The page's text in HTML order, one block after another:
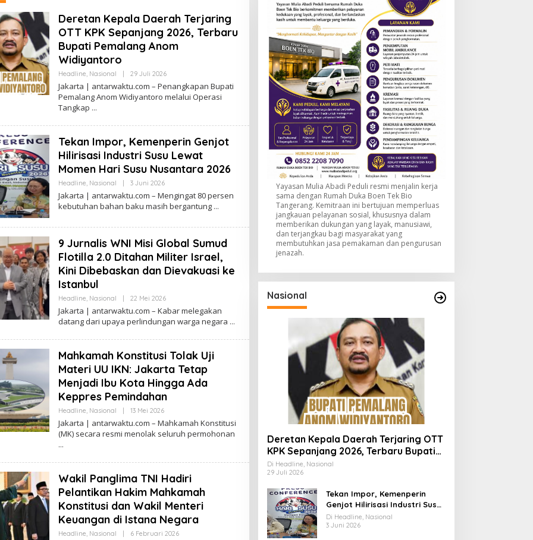
Deretan Kepala Daerah Terjaring
OTT KPK Sepanjang 2026, Terbaru
Bupati Pemalang Anom
Widiyantoro
Headline, Nasional 29 Juli 2026Oleh
Jakarta | antarwaktu.com – Penangkapan Bupati
Pemalang Anom Widiyantoro melalui Operasi
Tangkap
Tekan Impor, Kemenperin Genjot
Hilirisasi Industri Susu Lewat
Momen Hari Susu Nusantara 2026
Headline, Nasional 3 Juni 2026Oleh
Jakarta | antarwaktu.com – Mengingat 80 persen
kebutuhan bahan baku masih bergantung
9 Jurnalis WNI Misi Global Sumud
Flotilla 2.0 Ditahan Militer Israel,
Kini Dibebaskan dan Dievakuasi ke
Istanbul
Headline, Nasional 22 Mei 2026Oleh
Jakarta | antarwaktu.com – Kabar melegakan
datang dari upaya perlindungan warga negara
Mahkamah Konstitusi Tolak Uji
Materi UU IKN: Jakarta Tetap
Menjadi Ibu Kota Hingga Ada
Keppres Pemindahan
Headline, Nasional 13 Mei 2026Oleh
Jakarta | antarwaktu.com – Mahkamah Konstitusi
(MK) secara resmi menolak seluruh permohonan
Wakil Panglima TNI Hadiri
Pelantikan Hakim Mahkamah
Konstitusi dan Wakil Menteri
Keuangan di Istana Negara
Headline, Nasional 6 Februari 2026Oleh
Yayasan Mulia Abadi Peduli resmi menjalin kerja
sama dengan Rumah Duka Boen Tek Bio
Tangerang. Kemitraan ini bertujuan memperluas
jangkauan pelayanan sosial, khususnya dalam
memberikan dukungan yang layak, manusiawi,
dan terjangkau bagi masyarakat yang
membutuhkan jasa pemakaman dan pengurusan
jenazah.
Nasional
Deretan Kepala Daerah Terjaring OTT
KPK Sepanjang 2026, Terbaru Bupati
Pemalang Anom Widiyantoro
Di Headline, Nasional
29 Juli 2026
Tekan Impor, Kemenperin
Genjot Hilirisasi Industri Susu
Lewat Momen Hari Susu
Nusantara 2026
Di Headline, Nasional
3 Juni 2026